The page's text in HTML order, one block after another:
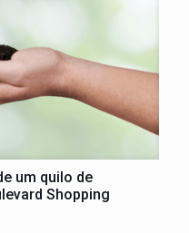
um quilo de
Shopping